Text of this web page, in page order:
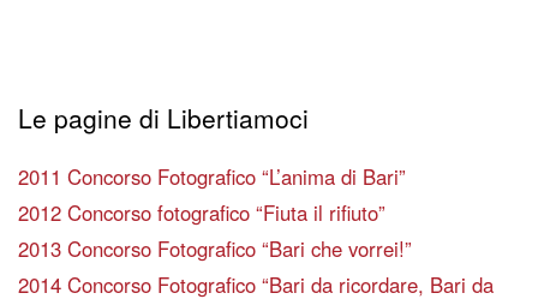
Le pagine di Libertiamoci
2011 Concorso Fotografico “L’anima di Bari”
2012 Concorso fotografico “Fiuta il rifiuto”
2013 Concorso Fotografico “Bari che vorrei!”
2014 Concorso Fotografico “Bari da ricordare, Bari da